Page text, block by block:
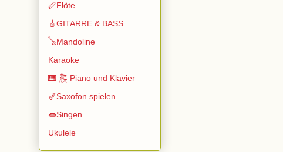
🪈Flöte
🎸GITARRE & BASS
🪕Mandoline
Karaoke
🎹 🎘 Piano und Klavier
🎷Saxofon spielen
👄Singen
Ukulele